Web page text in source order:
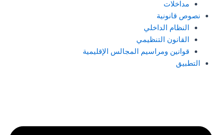
مداخلات
نصوص قانونية
النظام الداخلي
القانون التنظيمي
قوانين ومراسيم المجالس الإقليمية
التطبيق